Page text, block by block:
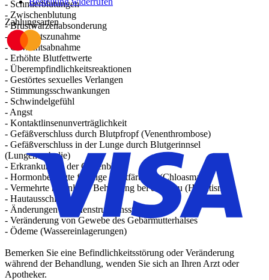
- Schmierblutungen
- Zwischenblutung
- Brustwarzenabsonderung
- Gewichtszunahme
- Gewichtsabnahme
- Erhöhte Blutfettwerte
- Überempfindlichkeitsreaktionen
- Gestörtes sexuelles Verlangen
- Stimmungsschwankungen
- Schwindelgefühl
- Angst
- Kontaktlinsenunverträglichkeit
- Gefäßverschluss durch Blutpfropf (Venenthrombose)
- Gefäßverschluss in der Lunge durch Blutgerinnsel
(Lungenembolie)
- Erkrankungen der Gallenblase
- Hormonbedingte fleckige Hautfärbung (Chloasma)
- Vermehrte männliche Behaarung bei der Frau (Hirsutismus)
- Hautausschlag
- Änderungen der Menstruationsstärke
- Veränderung von Gewebe des Gebärmutterhalses
- Ödeme (Wassereinlagerungen)
Bemerken Sie eine Befindlichkeitsstörung oder Veränderung
während der Behandlung, wenden Sie sich an Ihren Arzt oder
Apotheker.
Zahlungsarten